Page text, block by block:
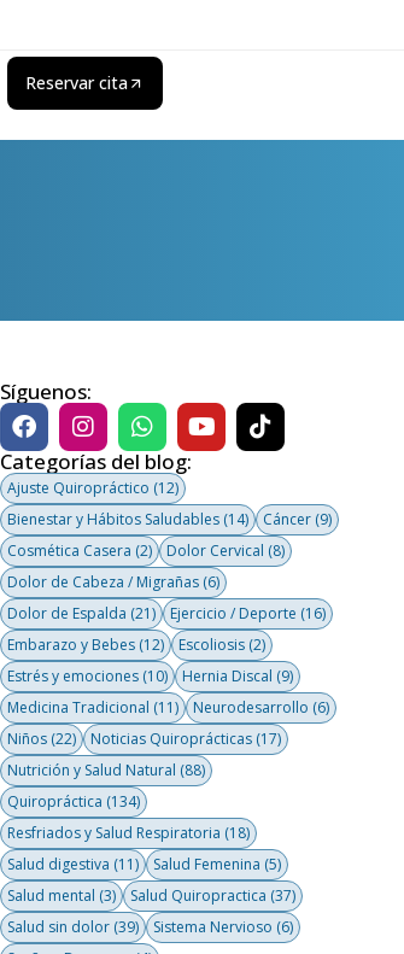
Reservar cita
Síguenos:
Categorías del blog:
Ajuste Quiropráctico (12)
Bienestar y Hábitos Saludables (14) Cáncer (9)
Cosmética Casera (2) Dolor Cervical (8)
Dolor de Cabeza / Migrañas (6)
Dolor de Espalda (21) Ejercicio / Deporte (16)
Embarazo y Bebes (12) Escoliosis (2)
Estrés y emociones (10) Hernia Discal (9)
Medicina Tradicional (11) Neurodesarrollo (6)
Niños (22) Noticias Quiroprácticas (17)
Nutrición y Salud Natural (88)
Quiropráctica (134)
Resfriados y Salud Respiratoria (18)
Salud digestiva (11) Salud Femenina (5)
Salud mental (3) Salud Quiropractica (37)
Salud sin dolor (39) Sistema Nervioso (6)